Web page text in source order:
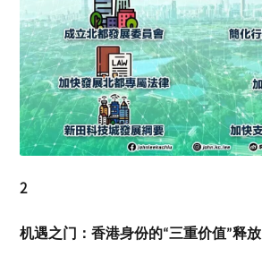
2
机遇之门：香港身份的“三重价值”释放